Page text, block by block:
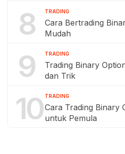
8 TRADING
Cara Bertrading
Mudah
9 TRADING
Trading Binary
dan Trik
10 TRADING
Cara Trading Binary
untuk Pemula